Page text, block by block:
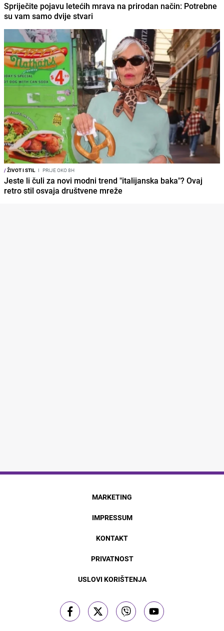
Spriječite pojavu letećih mrava na prirodan način: Potrebne
su vam samo dvije stvari
/ŽIVOT I STIL I PRIJE OKO 8H
Jeste li čuli za novi modni trend "italijanska baka"? Ovaj
retro stil osvaja društvene mreže
MARKETING
IMPRESSUM
KONTAKT
PRIVATNOST
USLOVI KORIŠTENJA